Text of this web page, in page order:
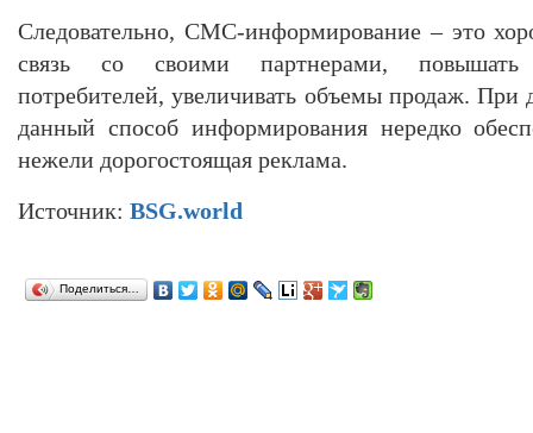
Следовательно, СМС-информирование – это
связь со своими партнерами, повышать
потребителей, увеличивать объемы продаж. При
данный способ информирования нередко
нежели дорогостоящая реклама.
Источник: BSG.world
Поделиться…